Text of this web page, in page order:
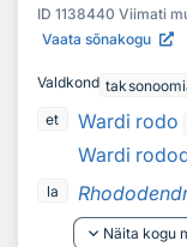
ID 1138440 Viimati
Vaata sõnakogu
Valdkond
et
Wardi rodo
Wardi
la
keyboard_arrow_down Näita kogu